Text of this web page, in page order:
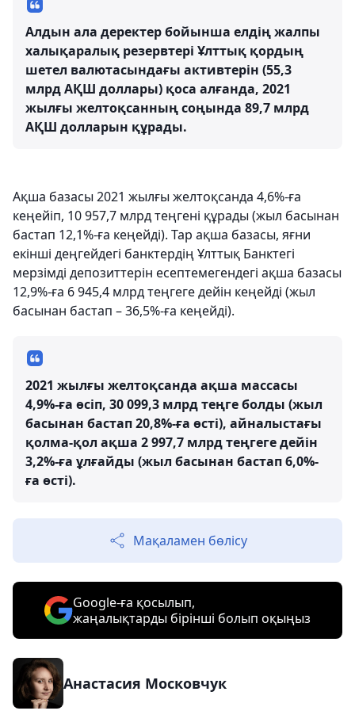
Алдын ала деректер бойынша елдің жалпы
халықаралық резервтері Ұлттық қордың
шетел валютасындағы активтерін (55,3
млрд АҚШ доллары) қоса алғанда, 2021
жылғы желтоқсанның соңында 89,7 млрд
АҚШ долларын құрады.
Ақша базасы 2021 жылғы желтоқсанда 4,6%-ға
кеңейіп, 10 957,7 млрд теңгені құрады (жыл басынан
бастап 12,1%-ға кеңейді). Тар ақша базасы, яғни
екінші деңгейдегі банктердің Ұлттық Банктегі
мерзімді депозиттерін есептемегендегі ақша базасы
12,9%-ға 6 945,4 млрд теңгеге дейін кеңейді (жыл
басынан бастап – 36,5%-ға кеңейді).
2021 жылғы желтоқсанда ақша массасы
4,9%-ға өсіп, 30 099,3 млрд теңге болды (жыл
басынан бастап 20,8%-ға өсті), айналыстағы
қолма-қол ақша 2 997,7 млрд теңгеге дейін
3,2%-ға ұлғайды (жыл басынан бастап 6,0%-
ға өсті).
Мақаламен бөлісу
Google-ға қосылып,
жаңалықтарды бірінші болып оқыңыз
Анастасия Московчук